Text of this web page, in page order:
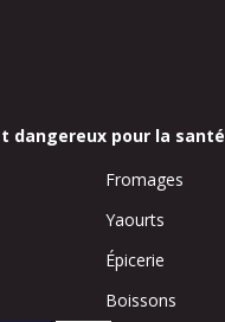
dangereux pour la santé
Fromages
Yaourts
Épicerie
Boissons